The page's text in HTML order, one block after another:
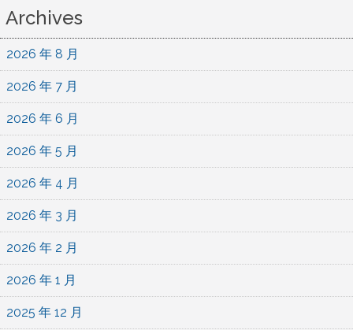
Archives
2026 年 8 月
2026 年 7 月
2026 年 6 月
2026 年 5 月
2026 年 4 月
2026 年 3 月
2026 年 2 月
2026 年 1 月
2025 年 12 月